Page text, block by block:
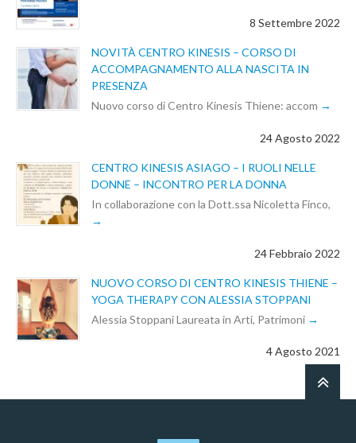
8 Settembre 2022
NOVITÀ CENTRO KINESIS – CORSO DI
ACCOMPAGNAMENTO ALLA NASCITA IN
PRESENZA
Nuovo corso di Centro Kinesis Thiene: accom
24 Agosto 2022
CENTRO KINESIS ASIAGO – I RUOLI NELLE
DONNE – INCONTRO PER LA DONNA
In collaborazione con la Dott.ssa Nicoletta Finco,
24 Febbraio 2022
NUOVO CORSO DI CENTRO KINESIS THIENE –
YOGA THERAPY CON ALESSIA STOPPANI
Alessia Stoppani Laureata in Arti, Patrimoni
4 Agosto 2021